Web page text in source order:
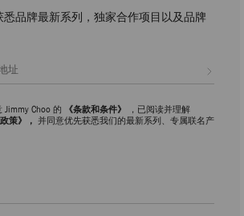
悉品牌最新系列，独家合作项目以及品牌
Choo 的 《条款和条件》
，已阅读并理解
策》， 并同意优先获悉我们的最新系列、专属联名产